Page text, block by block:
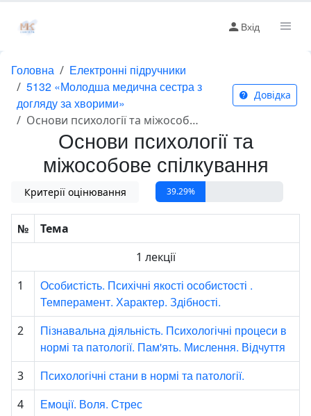
Вхід
Головна
Електронні підручники
5132 «Молодша медична сестра з
догляду за хворими»
Основи психології та міжособове спілкування
Довідка
Основи психології та
міжособове спілкування
Критерії оцінювання 39.29%
№
Тема
1 лекції
1
Особистість. Психічні якості особистості .
Темперамент. Характер. Здібності.
2
Пізнавальна діяльність. Психологічні процеси в
нормі та патології. Пам'ять. Мислення. Відчуття
3 Психологічні стани в нормі та патології.
4 Емоції. Воля. Стрес